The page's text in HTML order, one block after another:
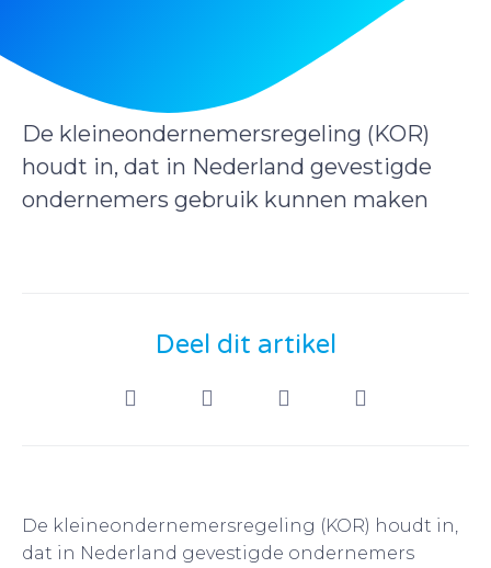
De kleineondernemersregeling (KOR)
houdt in, dat in Nederland gevestigde
ondernemers gebruik kunnen maken
Deel dit artikel
De kleineondernemersregeling (KOR) houdt in,
dat in Nederland gevestigde ondernemers